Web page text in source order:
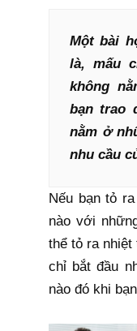
Một bài
là, mấu
không
bạn trao
nằm ở
nhu cầu
Nếu bạn tỏ
nào với
thể tỏ ra
chỉ bắt đầu
nào đó khi